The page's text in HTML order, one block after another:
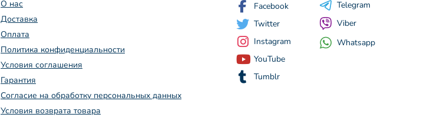
О нас
Доставка
Оплата
Политика конфиденциальности
Условия соглашения
Гарантия
Согласие на обработку персональных данных
Условия возврата товара
Facebook
Twitter
Instagram
YouTube
Tumblr
Telegram
Viber
Whatsapp